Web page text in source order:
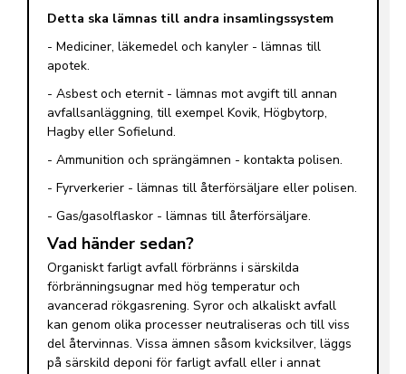
Detta ska lämnas till andra insamlingssystem
- Mediciner, läkemedel och kanyler - lämnas till
apotek.
- Asbest och eternit - lämnas mot avgift till annan
avfallsanläggning, till exempel Kovik, Högbytorp,
Hagby eller Sofielund.
- Ammunition och sprängämnen - kontakta polisen.
- Fyrverkerier - lämnas till återförsäljare eller polisen.
- Gas/gasolflaskor - lämnas till återförsäljare.
Vad händer sedan?
Organiskt farligt avfall förbränns i särskilda
förbränningsugnar med hög temperatur och
avancerad rökgasrening. Syror och alkaliskt avfall
kan genom olika processer neutraliseras och till viss
del återvinnas. Vissa ämnen såsom kvicksilver, läggs
på särskild deponi för farligt avfall eller i annat